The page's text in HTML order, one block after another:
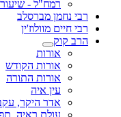
רמח"ל -
רבי נחמן מברסלב
רבי חיים מוולוז'ין
הרב קוק
אורות
אורות הקודש
אורות התורה
עין איה
אדר היקר,